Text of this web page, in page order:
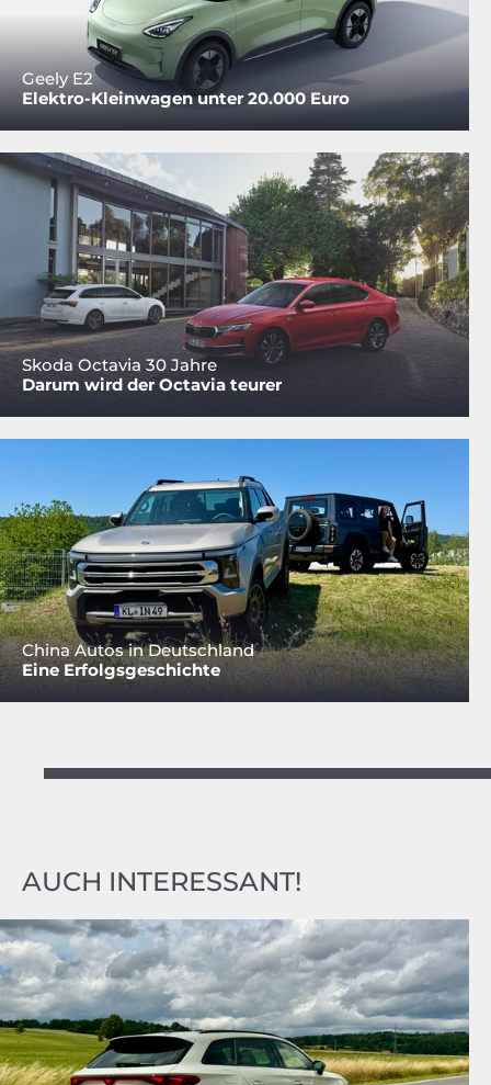
Geely E2
Elektro-Kleinwagen unter 20.000 Euro
Skoda Octavia 30 Jahre
Darum wird der Octavia teurer
China Autos in Deutschland
Eine Erfolgsgeschichte
AUCH INTERESSANT!